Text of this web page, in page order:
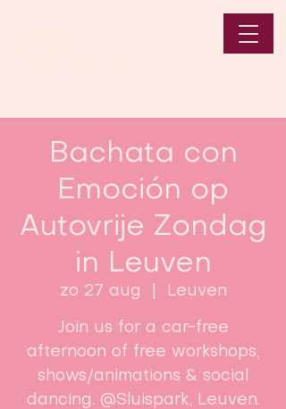
Bachata con
Emoción op
Autovrije Zondag
in Leuven
zo 27 aug Leuven
Join us for a car-free
afternoon of free workshops,
shows/animations & social
dancing. @Sluispark, Leuven.